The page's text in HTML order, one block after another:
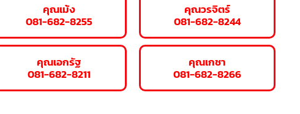
คุณเม้ง
081-682-8255
คุณเอกรัฐ
081-682-8211
คุณวรจิตร์
081-682-8244
คุณเกชา
081-682-8266